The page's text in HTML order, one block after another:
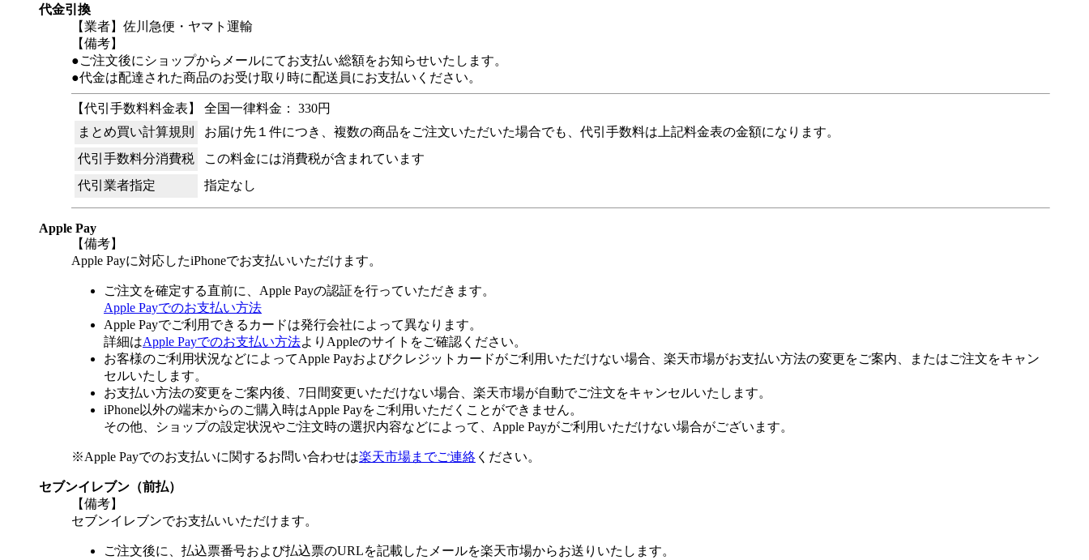
代金引換
【業者】佐川急便・ヤマト運輸
【備考】
●ご注文後にショップからメールにてお支払い総額をお知らせいたします。
●代金は配達された商品のお受け取り時に配送員にお支払いください。
【代引手数料料金表】 全国一律料金： 330円
まとめ買い計算規則
お届け先１件につき、複数の商品をご注文いただいた場合でも、代引手数料は上記料金表の金額になります。
代引手数料分消費税
この料金には消費税が含まれています
代引業者指定
指定なし
Apple Pay
【備考】
Apple Payに対応したiPhoneでお支払いいただけます。
ご注文を確定する直前に、Apple Payの認証を行っていただきます。
Apple Payでのお支払い方法
Apple Payでご利用できるカードは発行会社によって異なります。
詳細はApple Payでのお支払い方法よりAppleのサイトをご確認ください。
お客様のご利用状況などによってApple Payおよびクレジットカードがご利用いただけない場合、楽天市場がお支払い方法の変更をご案内、またはご注文をキャン
セルいたします。
お支払い方法の変更をご案内後、7日間変更いただけない場合、楽天市場が自動でご注文をキャンセルいたします。
iPhone以外の端末からのご購入時はApple Payをご利用いただくことができません。
その他、ショップの設定状況やご注文時の選択内容などによって、Apple Payがご利用いただけない場合がございます。
※Apple Payでのお支払いに関するお問い合わせは楽天市場までご連絡 ください。
セブンイレブン（前払）
【備考】
セブンイレブンでお支払いいただけます。
ご注文後に、払込票番号および払込票のURLを記載したメールを楽天市場からお送りいたします。